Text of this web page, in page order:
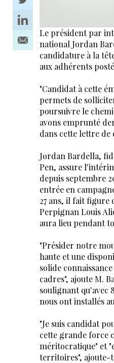
Le président par
national Jordan
candidature à la
aux adhérents
"Candidat à cette
permets de
poursuivre le
avons emprunté
dans cette lettre de
Jordan Bardella,
Pen, assure
depuis septembre
entrée en
27 ans, il fait figure
Perpignan Louis
aura lieu pendant
"Présider notre
haute et une
solide
cadres", ajoute M.
soulignant qu'avec
nous ont installés
"Je suis candidat
cette grande force
méritocratique" et
territoires", ajoute-